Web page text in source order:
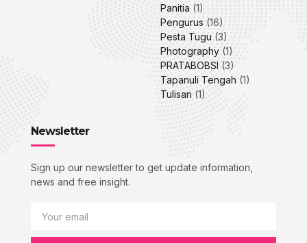
Panitia (1)
Pengurus (16)
Pesta Tugu (3)
Photography (1)
PRATABOBSI (3)
Tapanuli Tengah (1)
Tulisan (1)
Newsletter
Sign up our newsletter to get update information,
news and free insight.